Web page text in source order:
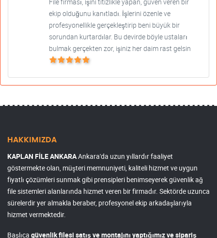
ekip olduğunu kanıtladı. İşlerini özenle ve
profesyonellikle gerçekleştirip beni büyük bir
sorundan kurtardılar. Bu devirde böyle ustaları
bulmak gerçekten zor, işiniz her daim rast gelsin
HAKKIMIZDA
KAPLAN FİLE ANKARAAnkara'da uzun yıllardır faaliyet
göstermekte olan, müşteri memnuniyeti, kaliteli hizmet ve uygun
fiyatlı çözümleri sunmak gibi prensipleri benimseyerek güvenlik ağ
file sistemleri alanlarında hizmet veren bir firmadır. Sektörde uzunca
sürelerdir yer almakla beraber, profesyonel ekip arkadaşlarıyla
hizmet vermektedir.
Başlıca güvenlik filesi satış ve montajını yaptığımız ve sipariş